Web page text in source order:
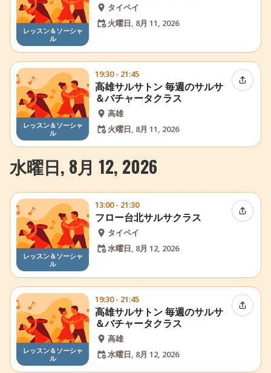
レッスン＆ソーシャ
ル
タイペイ
火曜日, 8月 11, 2026
レッスン＆ソーシャ
ル
19:30 - 21:45
高雄サルサトン 毎週のサルサ
＆バチャータクラス
高雄
火曜日, 8月 11, 2026
イベン
水曜日, 8月 12, 2026
レッスン＆ソーシャ
ル
13:00 - 21:30
フロー台北サルサクラス
タイペイ
水曜日, 8月 12, 2026
イベン
レッスン＆ソーシャ
ル
19:30 - 21:45
高雄サルサトン 毎週のサルサ
＆バチャータクラス
高雄
水曜日, 8月 12, 2026
イベン